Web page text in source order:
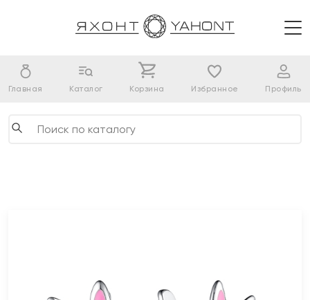
Главная Каталог Корзина Избранное Профиль